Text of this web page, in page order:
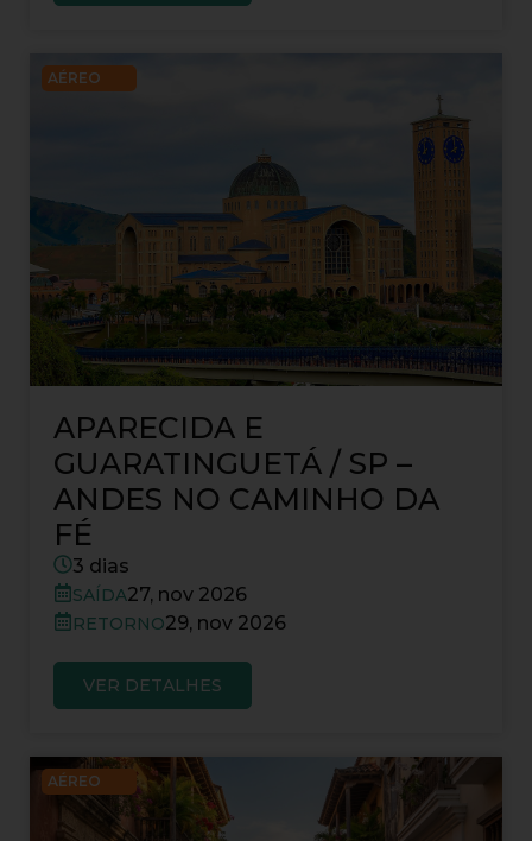
AÉREO
APARECIDA E
GUARATINGUETÁ / SP –
ANDES NO CAMINHO DA
FÉ
3 dias
SAÍDA27, nov 2026
RETORNO29, nov 2026
VER DETALHES
AÉREO